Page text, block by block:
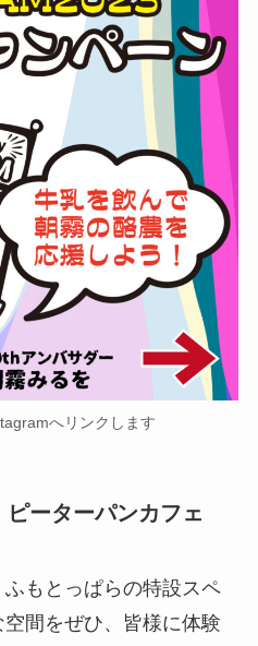
へリンクします
ピーターパンカフェ
もとっぱらの特設スペ
間をぜひ、皆様に体験